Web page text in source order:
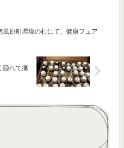
風原町環境の杜にて、健康フェア
腫れて痛